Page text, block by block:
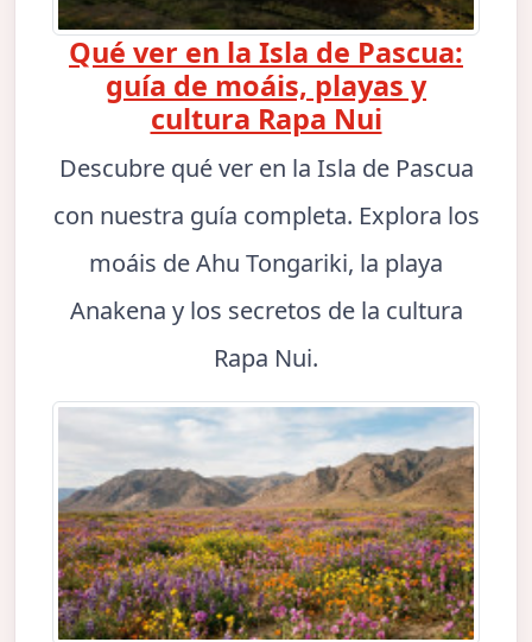
Qué ver en la Isla de Pascua:
guía de moáis, playas y
cultura Rapa Nui
Descubre qué ver en la Isla de Pascua
con nuestra guía completa. Explora los
moáis de Ahu Tongariki, la playa
Anakena y los secretos de la cultura
Rapa Nui.